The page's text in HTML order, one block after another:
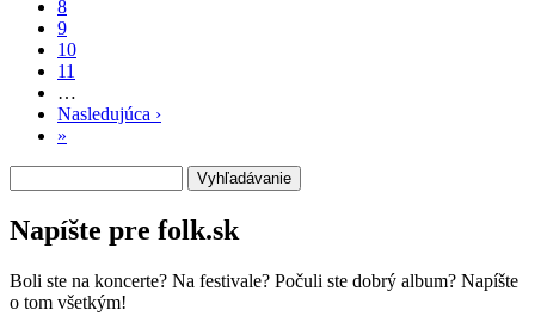
8
9
10
11
…
Nasledujúca ›
»
Napíšte pre folk.sk
Boli ste na koncerte? Na festivale? Počuli ste dobrý album? Napíšte
o tom všetkým!